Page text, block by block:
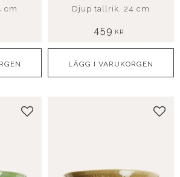
cm Djup tallrik, 24 cm
459 KR
Lägg till i favoriter